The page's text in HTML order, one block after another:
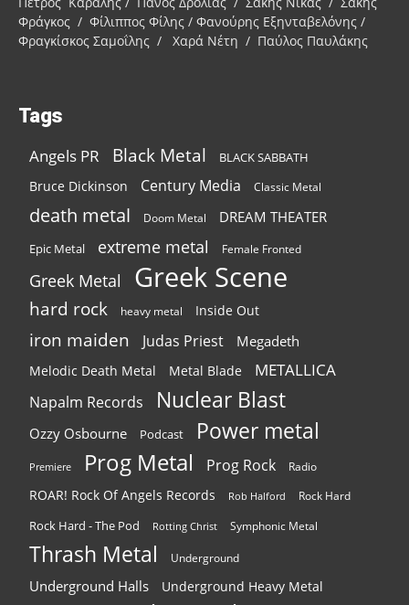
Φράγκος / Φίλιππος Φίλης / Φανούρης Εξηνταβελόνης /
Φραγκίσκος Σαμοΐλης / Χαρά Νέτη / Παύλος Παυλάκης
Tags
Angels PR Black Metal BLACK SABBATH
Bruce Dickinson Century Media Classic Metal
death metal Doom Metal DREAM THEATER
Epic Metal extreme metal Female Fronted
Greek Metal Greek Scene
hard rock heavy metal Inside Out
iron maiden Judas Priest Megadeth
Melodic Death Metal Metal Blade METALLICA
Napalm Records Nuclear Blast
Ozzy Osbourne Podcast Power metal
Premiere Prog Metal Prog Rock Radio
ROAR! Rock Of Angels Records Rob Halford Rock Hard
Rock Hard - The Pod Rotting Christ Symphonic Metal
Thrash Metal Underground
Underground Halls Underground Heavy Metal